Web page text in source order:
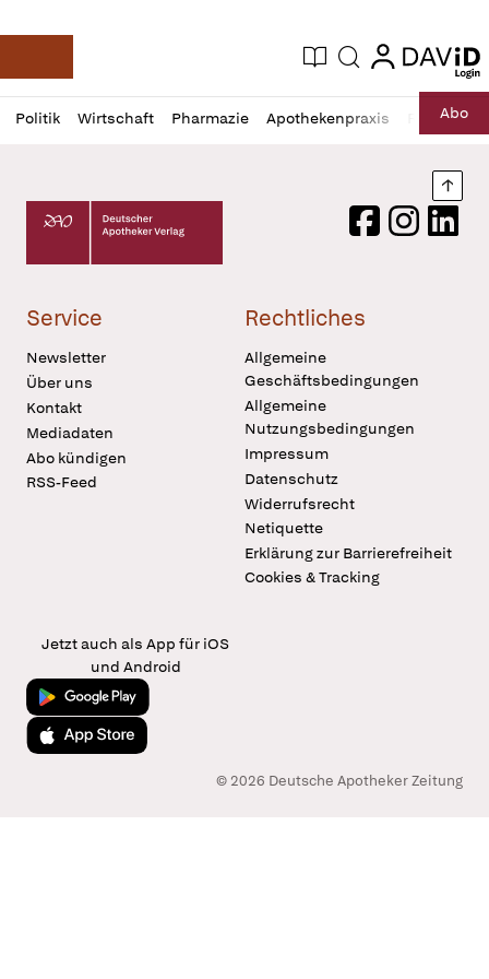
Deutsche Apotheker Zeitung
Aktuelle Ausgabe
Suche login
login
Politik Wirtschaft Pharmazie Apothekenpraxis RechtAbo
Profil
öffnen
Daz
Pur
Deutscher Apotheker Verlag Logo
FacebookInstagram
Service
Newsletter
Über uns
Kontakt
Mediadaten
Abo kündigen
RSS-Feed
Rechtliches
Allgemeine
Geschäftsbedingungen
Allgemeine
Nutzungsbedingungen
Impressum
Datenschutz
Widerrufsrecht
Netiquette
Erklärung zur Barrierefreiheit
Cookies & Tracking
Jetzt auch als App für iOS
und Android
Jetzt bei Google Play
Laden im App Store
© 2026 Deutsche Apotheker Zeitung